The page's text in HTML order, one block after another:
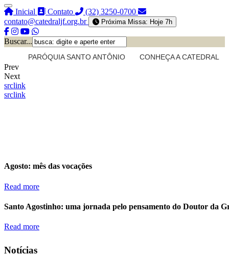
Inicial Contato
(32) 3250-0700
contato@catedraljf.org.br
Próxima Missa: Hoje 7h
Buscar...
PARÓQUIA SANTO ANTÔNIO CONHEÇA A CATEDRAL
Prev
Next
srclink
srclink
Agosto: mês das vocações
Read more
Santo Agostinho: uma jornada pelo pensamento do Doutor da
Read more
Notícias